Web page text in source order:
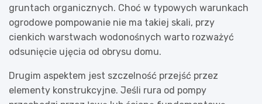
gruntach organicznych. Choć w typowych warunkach
ogrodowe pompowanie nie ma takiej skali, przy
cienkich warstwach wodonośnych warto rozważyć
odsunięcie ujęcia od obrysu domu.
Drugim aspektem jest szczelność przejść przez
elementy konstrukcyjne. Jeśli rura od pompy